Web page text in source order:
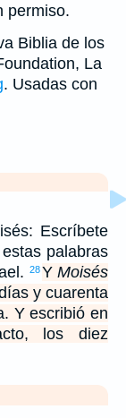
permiso.
Biblia de los
La
. Usadas con
Escríbete
palabras
28YMoisés
y cuarenta
Y escribió en
los diez